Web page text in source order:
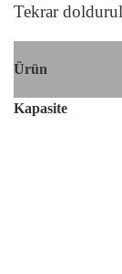
Tekrar
Kapasite